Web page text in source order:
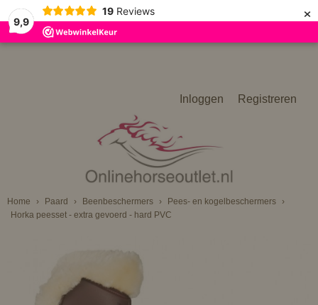
9,9
19 Reviews ×
Inloggen Registreren
Home › Paard › Beenbeschermers › Pees- en kogelbeschermers
›
Horka peesset - extra gevoerd - hard PVC